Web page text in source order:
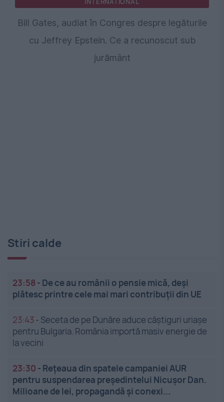
Bill Gates, audiat în Congres despre legăturile
cu Jeffrey Epstein. Ce a recunoscut sub
jurământ
Stiri calde
23:58 - De ce au românii o pensie mică, deși
plătesc printre cele mai mari contribuții din UE
23:43 - Seceta de pe Dunăre aduce câștiguri uriașe
pentru Bulgaria. România importă masiv energie de
la vecini
23:30 - Rețeaua din spatele campaniei AUR
pentru suspendarea președintelui Nicușor Dan.
Milioane de lei, propagandă și conexi...